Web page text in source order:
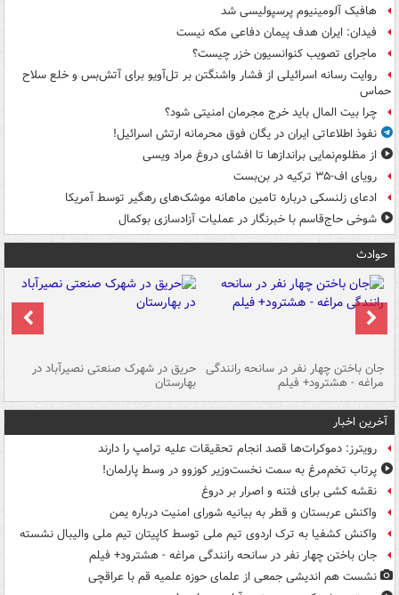
هافبک آلومینیوم پرسپولیسی شد
فیدان: ایران هدف پیمان دفاعی مکه نیست
ماجرای تصویب کنوانسیون خزر چیست؟
روایت رسانه اسرائیلی از فشار واشنگتن بر تل‌آویو برای آتش‌بس و خلع سلاح
حماس
چرا بیت المال باید خرج مجرمان امنیتی شود؟
نفوذ اطلاعاتی ایران در یگان فوق محرمانه ارتش اسرائیل!
از مظلوم‌نمایی براندازها تا افشای دروغ مراد ویسی
رویای اف-۳۵ ترکیه در بن‌بست
ادعای زلنسکی درباره تامین ماهانه موشک‌های رهگیر توسط آمریکا
شوخی حاج‌قاسم با خبرنگار در عملیات آزادسازی بوکمال
حوادث
جان باختن چهار نفر در سانحه رانندگی
مراغه - هشترود+ فیلم
حریق در شهرک صنعتی نصیرآباد در
بهارستان
آخرین اخبار
رویترز: دموکرات‌ها قصد انجام تحقیقات علیه ترامپ را دارند
پرتاب تخم‌مرغ به سمت نخست‌وزیر کوزوو در وسط پارلمان!
نقشه کشی برای فتنه و اصرار بر دروغ
واکنش عربستان و قطر به بیانیه شورای امنیت درباره یمن
واکنش کشفیا به ترک اردوی تیم ملی توسط کاپیتان تیم ملی والیبال نشسته
جان باختن چهار نفر در سانحه رانندگی مراغه - هشترود+ فیلم
نشست هم اندیشی جمعی از علمای حوزه علمیه قم با عراقچی